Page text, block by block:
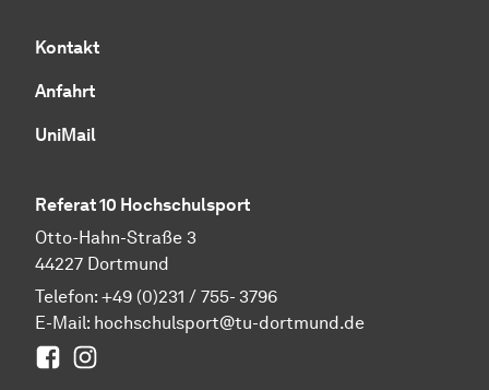
Kontakt
Anfahrt
UniMail
Referat 10 Hochschulsport
Otto-Hahn-Straße 3
44227 Dortmund
Telefon: +49 (0)231 / 755- 3796
E-Mail: hochschulsport@tu-dortmund.de
Facebook